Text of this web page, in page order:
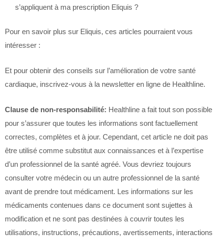
s’appliquent à ma prescription Eliquis ?
Pour en savoir plus sur Eliquis, ces articles pourraient vous
intéresser :
Et pour obtenir des conseils sur l’amélioration de votre santé
cardiaque, inscrivez-vous à la newsletter en ligne de Healthline.
Clause de non-responsabilité: Healthline a fait tout son possible
pour s’assurer que toutes les informations sont factuellement
correctes, complètes et à jour. Cependant, cet article ne doit pas
être utilisé comme substitut aux connaissances et à l’expertise
d’un professionnel de la santé agréé. Vous devriez toujours
consulter votre médecin ou un autre professionnel de la santé
avant de prendre tout médicament. Les informations sur les
médicaments contenues dans ce document sont sujettes à
modification et ne sont pas destinées à couvrir toutes les
utilisations, instructions, précautions, avertissements, interactions